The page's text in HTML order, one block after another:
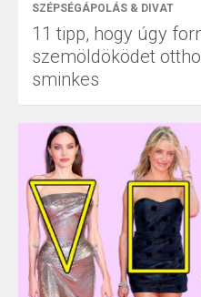
SZÉPSÉGÁPOLÁS & DIVAT
11 tipp, hogy úgy
szemöldöködet
sminkes